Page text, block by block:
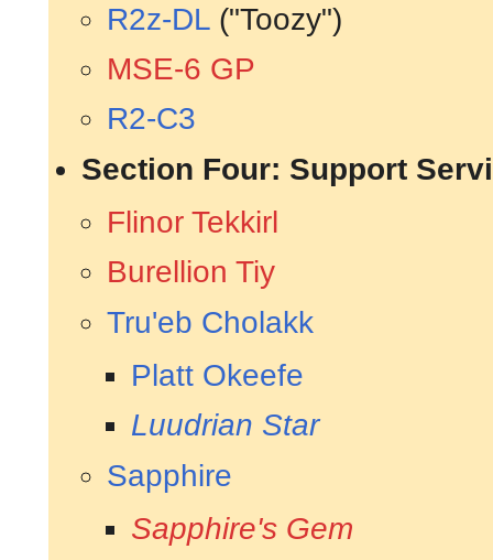
R2z-DL("Toozy")
MSE-6 GP
R2-C3
Section Four: Support
Flinor Tekkirl
Burellion Tiy
Tru'eb Cholakk
Platt Okeefe
Luudrian Star
Sapphire
Sapphire's Gem